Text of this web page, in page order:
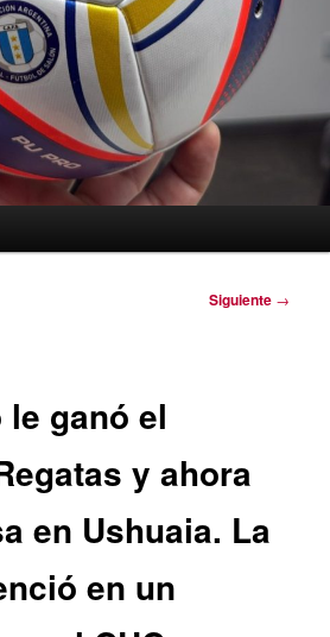
Siguiente →
ganó el
y ahora
en Ushuaia. La
en un